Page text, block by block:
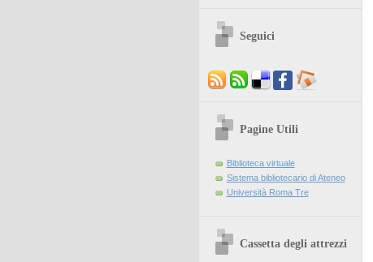
Seguici
Pagine Utili
Biblioteca virtuale
Sistema bibliotecario di Ateneo
Università Roma Tre
Cassetta degli attrezzi